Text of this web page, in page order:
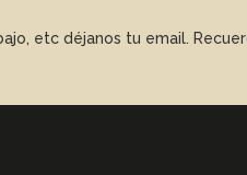
etc déjanos tu email.